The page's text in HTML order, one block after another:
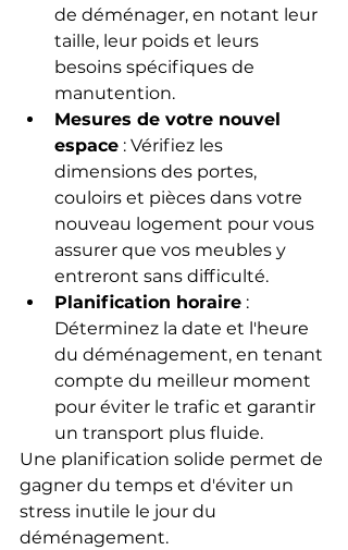
de déménager, en notant leur
taille, leur poids et leurs
besoins spécifiques de
manutention.
Mesures de votre nouvel
espace : Vérifiez les
dimensions des portes,
couloirs et pièces dans votre
nouveau logement pour vous
assurer que vos meubles y
entreront sans difficulté.
Planification horaire :
Déterminez la date et l'heure
du déménagement, en tenant
compte du meilleur moment
pour éviter le trafic et garantir
un transport plus fluide.
Une planification solide permet de
gagner du temps et d'éviter un
stress inutile le jour du
déménagement.